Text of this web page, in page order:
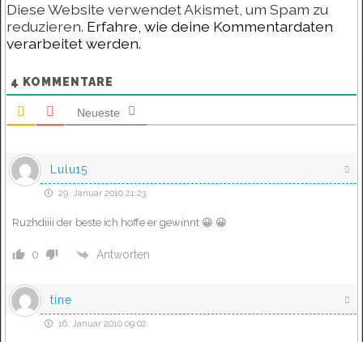
Diese Website verwendet Akismet, um Spam zu
reduzieren. Erfahre, wie deine Kommentardaten
verarbeitet werden.
4 KOMMENTARE
Neueste
Lulu15
29. Januar 2010 21:23
Ruzhdiiii der beste ich hoffe er gewinnt 😀 😀
0 Antworten
tine
16. Januar 2010 09:02